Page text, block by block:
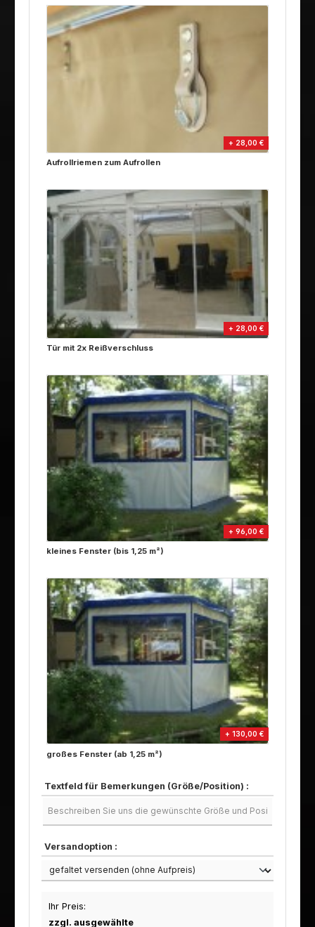
+ 28,00 €
Aufrollriemen zum Aufrollen
+ 28,00 €
Tür mit 2x Reißverschluss
+ 96,00 €
kleines Fenster (bis 1,25 m²)
+ 130,00 €
großes Fenster (ab 1,25 m²)
Textfeld für Bemerkungen (Größe/Position) :
Versandoption :
Ihr Preis:
zzgl. ausgewählte